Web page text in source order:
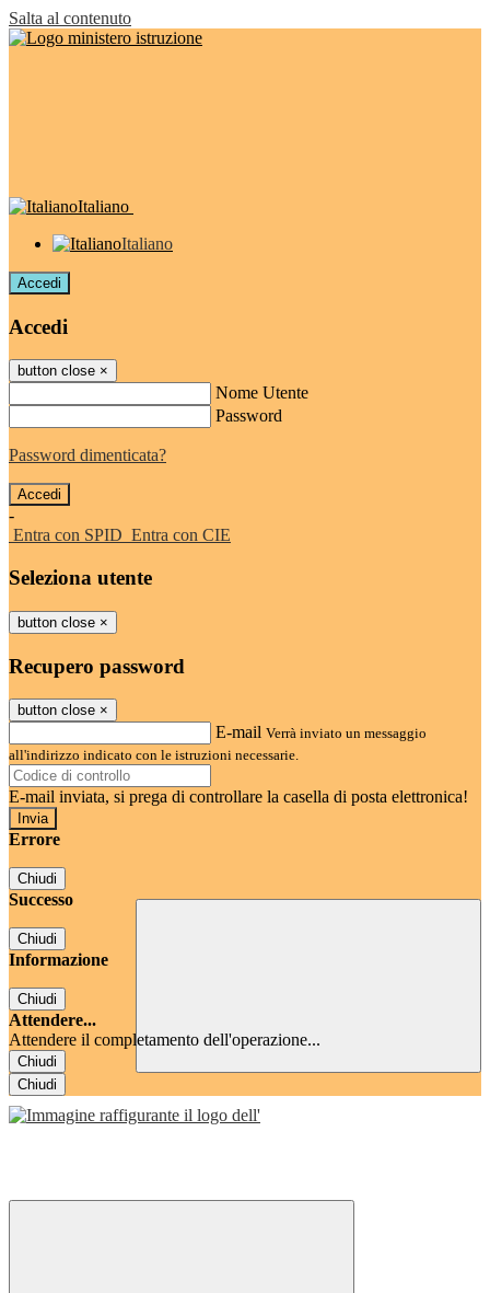
Salta al contenuto
Italiano
Italiano
Accedi
Accedi
button close ×
Nome Utente
Password
Password dimenticata?
-
Entra con SPID Entra con CIE
Seleziona utente
button close ×
Recupero password
button close ×
E-mail Verrà inviato un messaggio
all'indirizzo indicato con le istruzioni necessarie.
E-mail inviata, si prega di controllare la casella di posta elettronica!
Errore
Chiudi
Successo
Chiudi
Informazione
Chiudi
Attendere...
Attendere il completamento dell'operazione...
Chiudi
Chiudi